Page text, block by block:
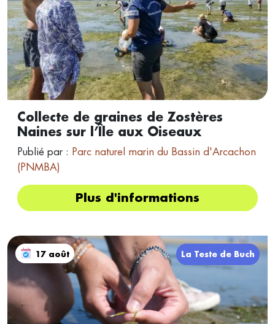
Collecte de graines de Zostères
Naines sur l’Île aux Oiseaux
Publié par : Parc naturel marin du Bassin d'Arcachon
(PNMBA)
Plus d'informations
17 août La Teste de Buch